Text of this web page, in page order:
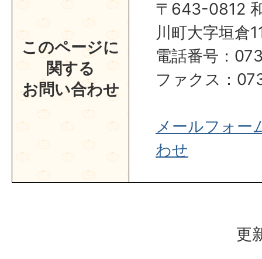
このページに
関する
お問い合わせ
〒643-0812
川町大字垣倉
電話番号：
ファクス：
メールフォー
わせ
更